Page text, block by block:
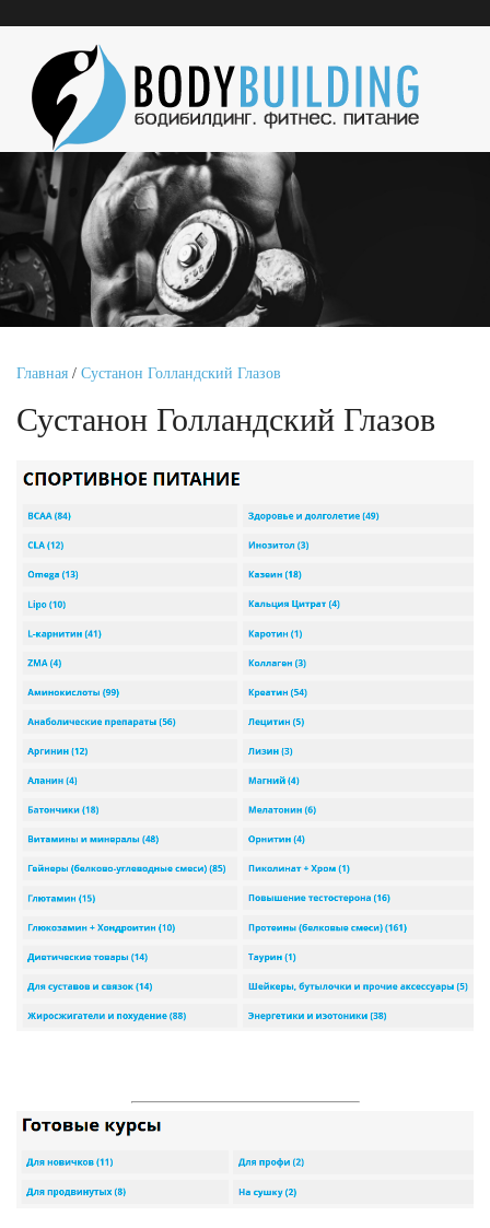
Главная / Сустанон Голландский Глазов
Сустанон Голландский Глазов